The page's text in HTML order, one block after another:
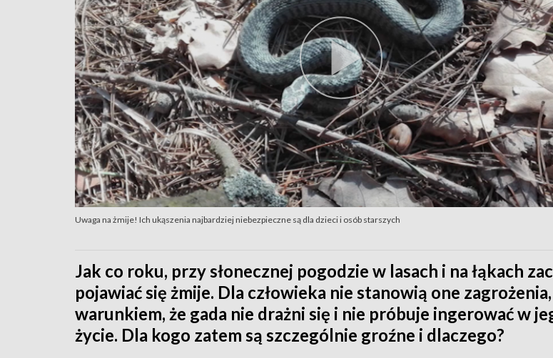
Uwaga na żmije! Ich ukąszenia najbardziej niebezpieczne są dla dzieci i osób starszych
Jak co roku, przy słonecznej pogodzie w lasach i na łąkach
pojawiać się żmije. Dla człowieka nie stanowią one
warunkiem, że gada nie drażni się i nie próbuje ingerować w
życie. Dla kogo zatem są szczególnie groźne i dlaczego?